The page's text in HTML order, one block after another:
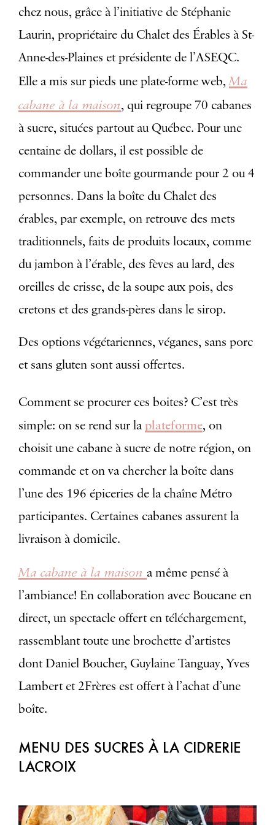
chez nous, grâce à l’initiative de Stéphanie
Laurin, propriétaire du Chalet des Érables à St-
Anne-des-Plaines etprésidente de l’ASEQC.
Elle a mis sur pieds une plate-forme web,Ma
cabane à la maison, qui regroupe 70 cabanes
à sucre, situées partout au Québec. Pour une
centaine de dollars, il est possible de
commander une boîte gourmande pour 2 ou 4
personnes. Dans la boîte du Chalet des
érables, par exemple, on retrouve des mets
traditionnels, faits de produits locaux, comme
du jambon à l’érable, des fèves au lard, des
oreilles de crisse, de la soupe aux pois, des
cretons et des grands-pères dans le sirop.
Des options végétariennes, véganes, sans porc
et sans gluten sont aussi offertes.
Comment se procurer ces boites? C’est très
simple: on se rend sur la plateforme, on
choisit une cabane à sucre de notre région, on
commande et on va chercher la boîte dans
l’une des 196 épiceries de la chaîne Métro
participantes. Certaines cabanes assurent la
livraison à domicile.
Ma cabane à la maison a même pensé à
l’ambiance! En collaboration avec Boucane en
direct, un spectacle offert en téléchargement,
rassemblant toute une brochette d’artistes
dont Daniel Boucher, Guylaine Tanguay, Yves
Lambert et 2Frères est offert à l’achat d’une
boîte.
MENU DES SUCRES À LA CIDRERIE
LACROIX